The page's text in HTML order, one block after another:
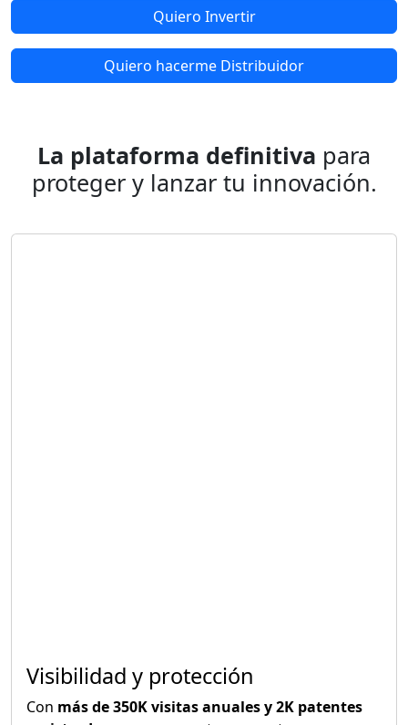
Quiero Invertir
Quiero hacerme Distribuidor
La plataforma definitiva para
proteger y lanzar tu innovación.
Visibilidad y protección
Con más de 350K visitas anuales y 2K patentes